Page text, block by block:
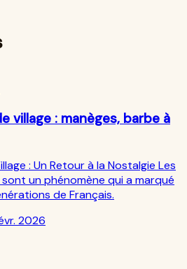
village : manèges, barbe à
: Un Retour à la Nostalgie Les
un phénomène qui a marqué
de Français.
2026